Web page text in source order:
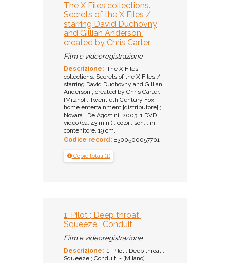
The X Files collections.
Secrets of the X Files /
starring David Duchovny
and Gillian Anderson ;
created by Chris Carter
Film e videoregistrazione
Descrizione: The X Files
collections. Secrets of the X Files /
starring David Duchovny and Gillian
Anderson ; created by Chris Carter. -
[Milano] : Twentieth Century Fox
home entertainment [distributore] ;
Novara : De Agostini, 2003. 1 DVD
video (ca. 43 min.) : color., son. ; in
contenitore, 19 cm.
Codice record: E300500057701
Copie totali (1)
1: Pilot ; Deep throat ;
Squeeze ; Conduit
Film e videoregistrazione
Descrizione: 1: Pilot ; Deep throat ;
Squeeze ; Conduit. - [Milano] :